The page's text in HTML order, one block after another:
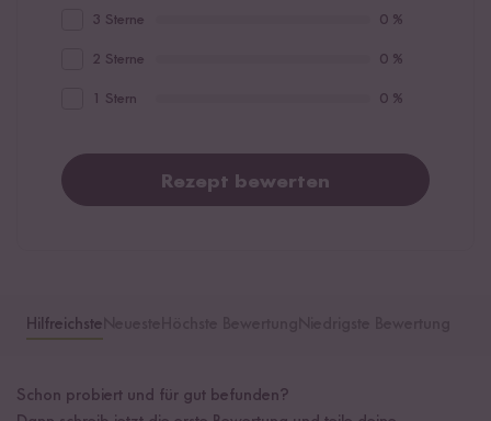
3 Sterne 0 %
2 Sterne 0 %
1 Stern 0 %
Rezept bewerten
Hilfreichste
Schon probiert und für gut befunden?